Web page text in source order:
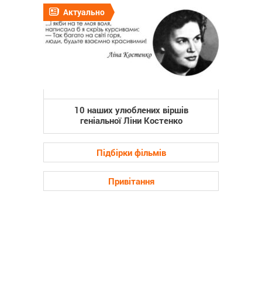
Актуально
10 наших улюблених віршів
геніальної Ліни Костенко
Підбірки фільмів
Привітання